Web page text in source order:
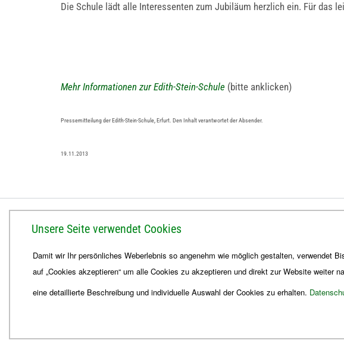
Die Schule lädt alle Interessenten zum Jubiläum herzlich ein. Für das
Mehr Informationen zur Edith-Stein-Schule (bitte anklicken)
Pressemitteilung der Edith-Stein-Schule, Erfurt. Den Inhalt verantwortet der Absender.
19.11.2013
BISTUM ERFURT
Bischöfliches Ordinariat
Herrmannsplatz 9, 99084 Erfurt
Unsere Seite verwendet Cookies
Damit wir Ihr persönliches Weberlebnis so angenehm wie möglich gestalten, verwendet
auf „Cookies akzeptieren“ um alle Cookies zu akzeptieren und direkt zur Website weiter
eine detaillierte Beschreibung und individuelle Auswahl der Cookies zu erhalten.